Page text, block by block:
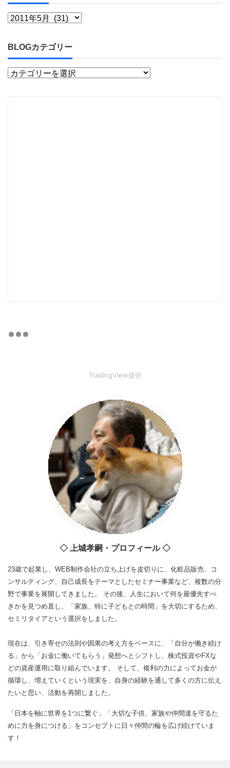
BLOGカテゴリー
TradingView提供
◇ 上城孝嗣・プロフィール ◇
23歳で起業し、WEB制作会社の立ち上げを皮切りに、化粧品販売、コ
ンサルティング、自己成長をテーマとしたセミナー事業など、複数の分
野で事業を展開してきました。 その後、人生において何を最優先すべ
きかを見つめ直し、「家族、特に子どもとの時間」を大切にするため、
セミリタイアという選択をしました。
現在は、引き寄せの法則や因果の考え方をベースに、「自分が働き続け
る」から「お金に働いてもらう」発想へとシフトし、株式投資やFXな
どの資産運用に取り組んでいます。 そして、複利の力によってお金が
循環し、増えていくという現実を、自身の経験を通して多くの方に伝え
たいと思い、活動を再開しました。
「日本を軸に世界を1つに繋ぐ」「大切な子供、家族や仲間達を守るた
めに力を身につける」をコンセプトに日々仲間の輪を広げ続けていま
す！